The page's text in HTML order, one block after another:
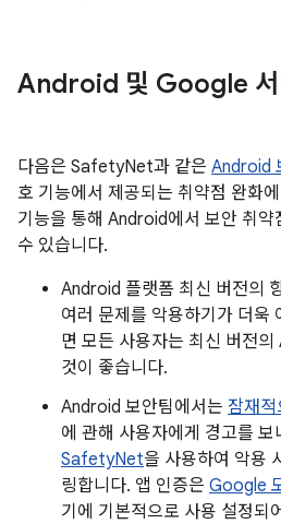
Android 및 Google 서
다음은 SafetyNet과 같은 Android
호 기능에서 제공되는 취약점 완화
기능을 통해 Android에서 보안 취약
수 있습니다.
Android 플랫폼 최신 버전의
여러 문제를 악용하기가 더욱
면 모든 사용자는 최신 버전
것이 좋습니다.
Android 보안팀에서는 잠재
에 관해 사용자에게 경고를 보
SafetyNet을 사용하여 악용
링합니다. 앱 인증은 Google
기에 기본적으로 사용 설정되